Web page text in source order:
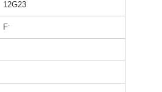
12G23
F-